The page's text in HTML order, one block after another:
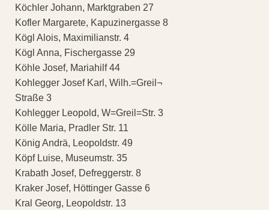
Köchler Johann, Marktgraben 27
Kofler Margarete, Kapuzinergasse 8
Kögl Alois, Maximilianstr. 4
Kögl Anna, Fischergasse 29
Köhle Josef, Mariahilf 44
Kohlegger Josef Karl, Wilh.=Greil¬
Straße 3
Kohlegger Leopold, W=Greil=Str. 3
Kölle Maria, Pradler Str. 11
König Andrä, Leopoldstr. 49
Köpf Luise, Museumstr. 35
Krabath Josef, Defreggerstr. 8
Kraker Josef, Höttinger Gasse 6
Kral Georg, Leopoldstr. 13